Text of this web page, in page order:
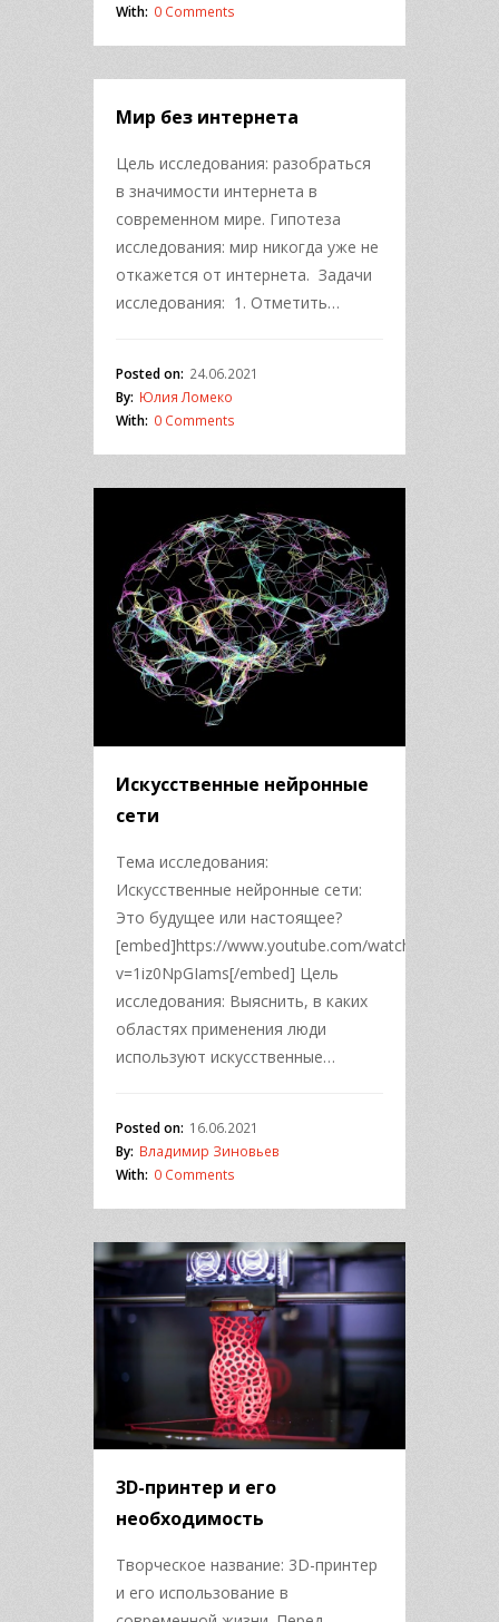
With: 0 Comments
Мир без интернета
Цель исследования: разобраться
в значимости интернета в
современном мире. Гипотеза
исследования: мир никогда уже не
откажется от интернета. Задачи
исследования: 1. Отметить…
Posted on: 24.06.2021
By: Юлия Ломеко
With: 0 Comments
Искусственные нейронные
сети
Тема исследования:
Искусственные нейронные сети:
Это будущее или настоящее?
[embed]https://www.youtube.com/watch?
v=1iz0NpGIams[/embed] Цель
исследования: Выяснить, в каких
областях применения люди
используют искусственные…
Posted on: 16.06.2021
By: Владимир Зиновьев
With: 0 Comments
3D-принтер и его
необходимость
Творческое название: 3D-принтер
и его использование в